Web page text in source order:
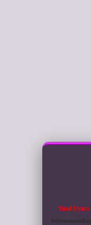
Yasal Uyarı: